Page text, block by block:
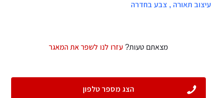
עיצוב תאורה , צבע בחדרה
מצאתם טעות? עזרו לנו לשפר את המאגר
הצג מספר טלפון